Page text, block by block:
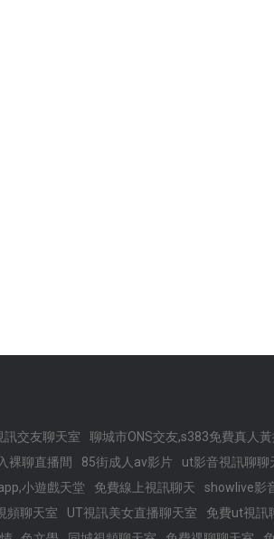
訊交友聊天室 聊城市ONS交友,s383免費真人
裸聊直播間 85街成人av影片 ut影音視訊聊聊
小遊戲天堂 免費線上視訊聊天 showlive影
頻聊天室 UT視訊美女直播聊天室 免費ut視訊